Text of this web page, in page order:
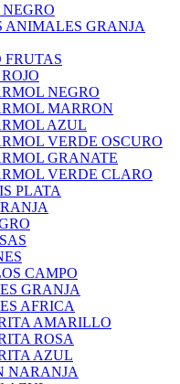
ANIMALES GRANJA
FRUTAS
NEGRO
MARRON
AZUL
VERDE OSCURO
GRANATE
VERDE CLARO
PLATA
CAMPO
GRANJA
AFRICA
AMARILLO
ROSA
AZUL
NARANJA